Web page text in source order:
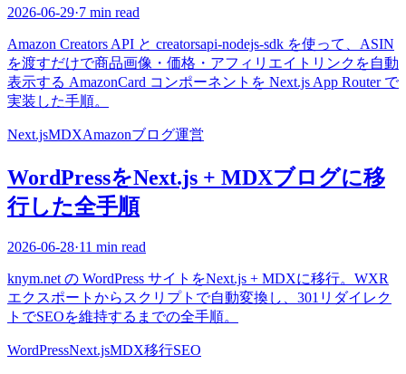
2026-06-29·7 min read
Amazon Creators API と creatorsapi-nodejs-sdk を使って、ASIN
を渡すだけで商品画像・価格・アフィリエイトリンクを自動
表示する AmazonCard コンポーネントを Next.js App Router で
実装した手順。
Next.jsMDXAmazonブログ運営
WordPressをNext.js + MDXブログに移
行した全手順
2026-06-28·11 min read
knym.net の WordPress サイトをNext.js + MDXに移行。WXR
エクスポートからスクリプトで自動変換し、301リダイレク
トでSEOを維持するまでの全手順。
WordPressNext.jsMDX移行SEO